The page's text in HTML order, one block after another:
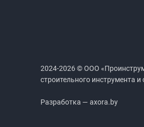
2024-2026 © ООО
строительного инструмента и
Разработка — axora.by